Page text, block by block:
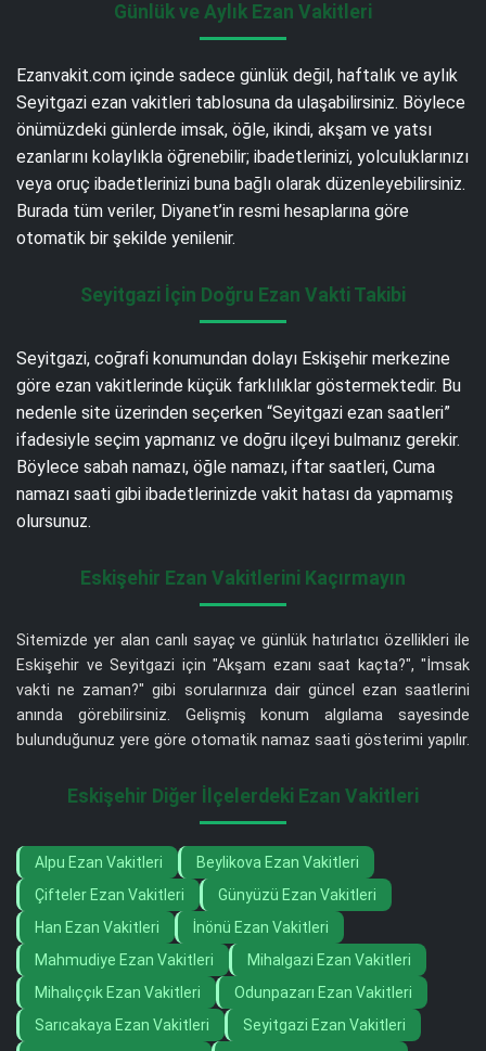
Günlük ve Aylık Ezan Vakitleri
Ezanvakit.com içinde sadece günlük değil, haftalık ve aylık
Seyitgazi ezan vakitleri tablosuna da ulaşabilirsiniz. Böylece
önümüzdeki günlerde imsak, öğle, ikindi, akşam ve yatsı
ezanlarını kolaylıkla öğrenebilir; ibadetlerinizi, yolculuklarınızı
veya oruç ibadetlerinizi buna bağlı olarak düzenleyebilirsiniz.
Burada tüm veriler, Diyanet’in resmi hesaplarına göre
otomatik bir şekilde yenilenir.
Seyitgazi İçin Doğru Ezan Vakti Takibi
Seyitgazi, coğrafi konumundan dolayı Eskişehir merkezine
göre ezan vakitlerinde küçük farklılıklar göstermektedir. Bu
nedenle site üzerinden seçerken “Seyitgazi ezan saatleri”
ifadesiyle seçim yapmanız ve doğru ilçeyi bulmanız gerekir.
Böylece sabah namazı, öğle namazı, iftar saatleri, Cuma
namazı saati gibi ibadetlerinizde vakit hatası da yapmamış
olursunuz.
Eskişehir Ezan Vakitlerini Kaçırmayın
Sitemizde yer alan canlı sayaç ve günlük hatırlatıcı özellikleri ile
Eskişehir ve Seyitgazi için "Akşam ezanı saat kaçta?", "İmsak
vakti ne zaman?" gibi sorularınıza dair güncel ezan saatlerini
anında görebilirsiniz. Gelişmiş konum algılama sayesinde
bulunduğunuz yere göre otomatik namaz saati gösterimi yapılır.
Eskişehir Diğer İlçelerdeki Ezan Vakitleri
Alpu Ezan Vakitleri
Beylikova Ezan Vakitleri
Çifteler Ezan Vakitleri
Günyüzü Ezan Vakitleri
Han Ezan Vakitleri
İnönü Ezan Vakitleri
Mahmudiye Ezan Vakitleri
Mihalgazi Ezan Vakitleri
Mihalıççık Ezan Vakitleri
Odunpazarı Ezan Vakitleri
Sarıcakaya Ezan Vakitleri
Seyitgazi Ezan Vakitleri